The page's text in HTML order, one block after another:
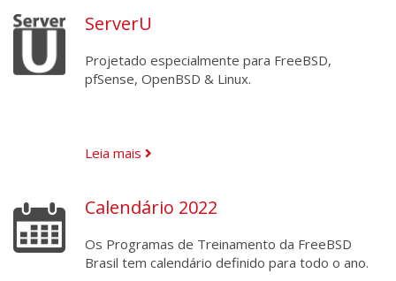
ServerU
Projetado especialmente para FreeBSD,
pfSense, OpenBSD & Linux.
Leia mais
Calendário 2022
Os Programas de Treinamento da FreeBSD
Brasil tem calendário definido para todo o ano.